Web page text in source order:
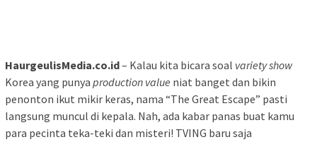
HaurgeulisMedia.co.id– Kalau kita bicara soal variety show
Korea yang punya production value niat banget dan bikin
penonton ikut mikir keras, nama “The Great Escape” pasti
langsung muncul di kepala. Nah, ada kabar panas buat kamu
para pecinta teka-teki dan misteri! TVING baru saja